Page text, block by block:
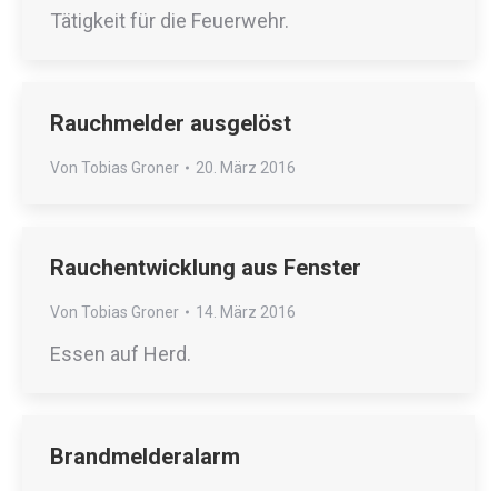
Tätigkeit für die Feuerwehr.
Rauchmelder ausgelöst
Von Tobias Groner 20. März 2016
Rauchentwicklung aus Fenster
Von Tobias Groner 14. März 2016
Essen auf Herd.
Brandmelderalarm